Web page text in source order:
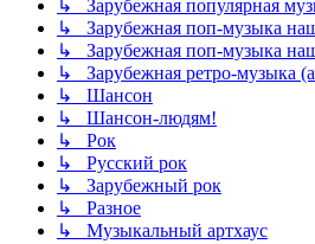
↳ Зарубежная популярная
↳ Зарубежная поп-музыка
↳ Зарубежная поп-музыка
↳ Зарубежная ретро-музыка
↳ Шансон
↳ Шансон-людям!
↳ Рок
↳ Русский рок
↳ Зарубежный рок
↳ Разное
↳ Музыкальный артхаус